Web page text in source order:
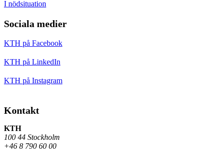
I nödsituation
Sociala medier
KTH på Facebook
KTH på LinkedIn
KTH på Instagram
Kontakt
KTH
100 44 Stockholm
+46 8 790 60 00